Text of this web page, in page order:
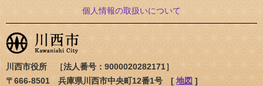
個人情報の取扱いについて
川西市役所 ［法人番号：9000020282171］
〒666-8501 兵庫県川西市中央町12番1号 [ 地図 ]